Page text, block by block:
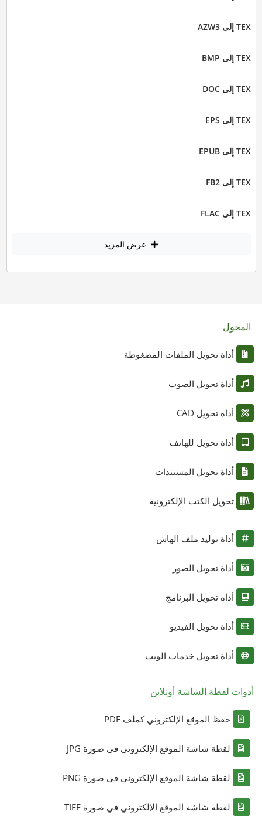
TEX إلى AZW3
TEX إلى BMP
TEX إلى DOC
TEX إلى EPS
TEX إلى EPUB
TEX إلى FB2
TEX إلى FLAC
عرض المزيد
المحول
أداة تحويل الملفات المضغوطة
أداة تحويل الصوت
أداة تحويل CAD
أداة تحويل للهاتف
أداة تحويل المستندات
تحويل الكتب الإلكترونية
أداة توليد ملف الهاش
أداة تحويل الصور
أداة تحويل البرنامج
أداة تحويل الفيديو
أداة تحويل خدمات الويب
أدوات لقطة الشاشة أونلاين
حفظ الموقع الإلكتروني كملف PDF
لقطة شاشة الموقع الإلكتروني في صورة JPG
لقطة شاشة الموقع الإلكتروني في صورة PNG
لقطة شاشة الموقع الإلكتروني في صورة TIFF